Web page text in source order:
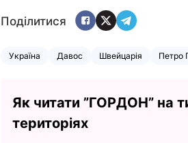
Поділитися
Україна Давос Швейцарія Петро
Як читати ”ГОРДОН” на
територіях